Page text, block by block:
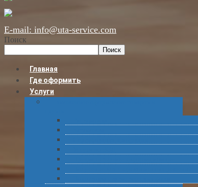
E-mail: info@uta-service.com
Поиск
Поиск
Главная
Где оформить
Услуги